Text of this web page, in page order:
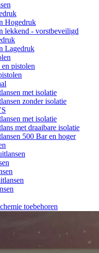
Hogedruk
lekkend - vorstbeveiligd
Lagedruk
pistolen
met isolatie
zonder isolatie
met isolatie
met draaibare isolatie
500 Bar en hoger
toebehoren